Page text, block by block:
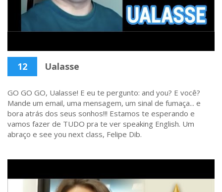
12 Ualasse
GO GO GO, Ualasse! E eu te pergunto: and you? E você?
Mande um email, uma mensagem, um sinal de fumaça... e
bora atrás dos seus sonhos!!! Estamos te esperando e
vamos fazer de TUDO pra te ver speaking English. Um
abraço e see you next class, Felipe Dib.